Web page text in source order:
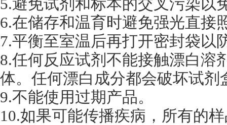
5.避免试剂和标本的交叉污染以
6.在储存和温育时避免强光直接
7.平衡至室温后再打开密封袋以
8.任何反应试剂不能接触漂白溶
体。任何漂白成分都会破坏试
9.不能使用过期产品。
10.如果可能传播疾病，所有的